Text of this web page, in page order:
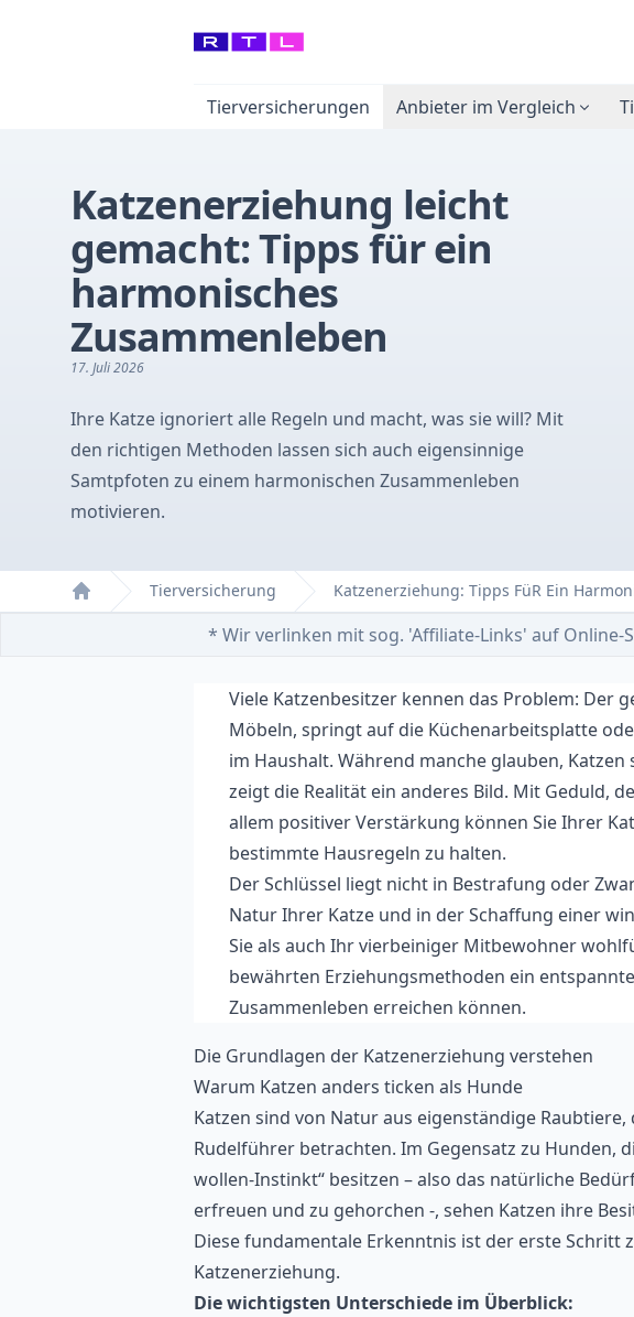
Tierversicherungen Anbieter im Vergleich
Katzenerziehung leicht
gemacht: Tipps für ein
harmonisches
Zusammenleben
17. Juli 2026
Ihre Katze ignoriert alle Regeln und macht, was sie will? Mit
den richtigen Methoden lassen sich auch eigensinnige
Samtpfoten zu einem harmonischen Zusammenleben
motivieren.
Home
Tierversicherung Katzenerziehung: Tipps FüR Ein
* Wir verlinken mit sog. 'Affiliate-Links' auf
Viele Katzenbesitzer kennen das Problem: Der
Möbeln, springt auf die Küchenarbeitsplatte
im Haushalt. Während manche glauben,
zeigt die Realität ein anderes Bild. Mit Geduld,
allem positiver Verstärkung können Sie Ihrer
bestimmte Hausregeln zu halten.
Der Schlüssel liegt nicht in Bestrafung oder
Natur Ihrer Katze und in der Schaffung einer
Sie als auch Ihr vierbeiniger Mitbewohner
bewährten Erziehungsmethoden ein
Zusammenleben erreichen können.
Die Grundlagen der Katzenerziehung verstehen
Warum Katzen anders ticken als Hunde
Katzen sind von Natur aus eigenständige
Rudelführer betrachten. Im Gegensatz zu Hunden,
wollen-Instinkt“ besitzen – also das natürliche
erfreuen und zu gehorchen -, sehen Katzen ihre
Diese fundamentale Erkenntnis ist der erste Schritt
Katzenerziehung.
Die wichtigsten Unterschiede im Überblick: